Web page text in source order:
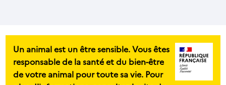
Un animal est un être sensible. Vous êtes
responsable de la santé et du bien-être
de votre animal pour toute sa vie. Pour